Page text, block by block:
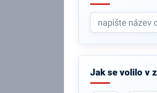
Jak se volilo v